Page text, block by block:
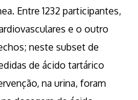
Entre 1232 participantes,
e o outro
neste subset de
de ácido tartárico
na urina, foram